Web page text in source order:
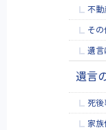
不動
そ
遺言
遺言
死後
家族